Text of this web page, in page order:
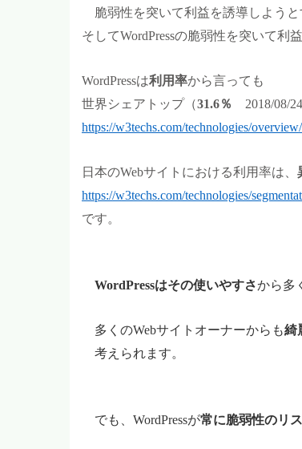
脆弱性を突いて利益を誘導しようと
そしてWordPressの脆弱性を突いて利
WordPressは利用率から言っても
世界シェアトップ（31.6％
2018/08/
https://w3techs.com/technologies/
日本のWebサイトにおける利用率は、
https://w3techs.com/technologies/
です。
WordPressはその使いやすさから多
多くのWebサイトオーナーからも綺
考えられます。
でも、WordPressが常に脆弱性のリ